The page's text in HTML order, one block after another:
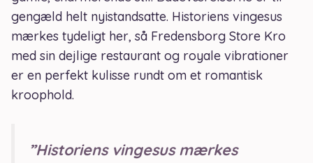
gengæld helt nyistandsatte. Historiens vingesus
mærkes tydeligt her, så Fredensborg Store Kro
med sin dejlige restaurant og royale vibrationer
er en perfekt kulisse rundt om et romantisk
kroophold.
”Historiens vingesus mærkes